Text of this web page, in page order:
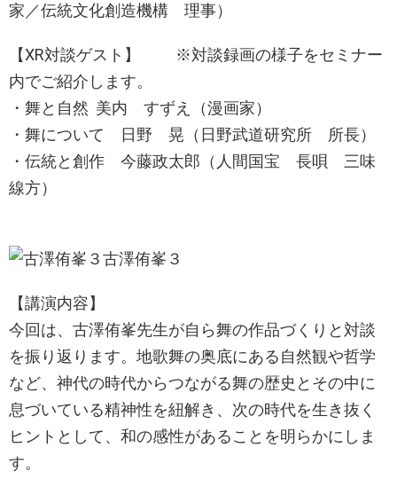
家／伝統文化創造機構 理事）
【XR対談ゲスト】 ※対談録画の様子をセミナー
内でご紹介します。
・舞と自然 美内 すずえ（漫画家）
・舞について 日野 晃（日野武道研究所 所長）
・伝統と創作 今藤政太郎（人間国宝 長唄 三味
線方）
古澤侑峯３
【講演内容】
今回は、古澤侑峯先生が自ら舞の作品づくりと対談
を振り返ります。地歌舞の奥底にある自然観や哲学
など、神代の時代からつながる舞の歴史とその中に
息づいている精神性を紐解き、次の時代を生き抜く
ヒントとして、和の感性があることを明らかにしま
す。